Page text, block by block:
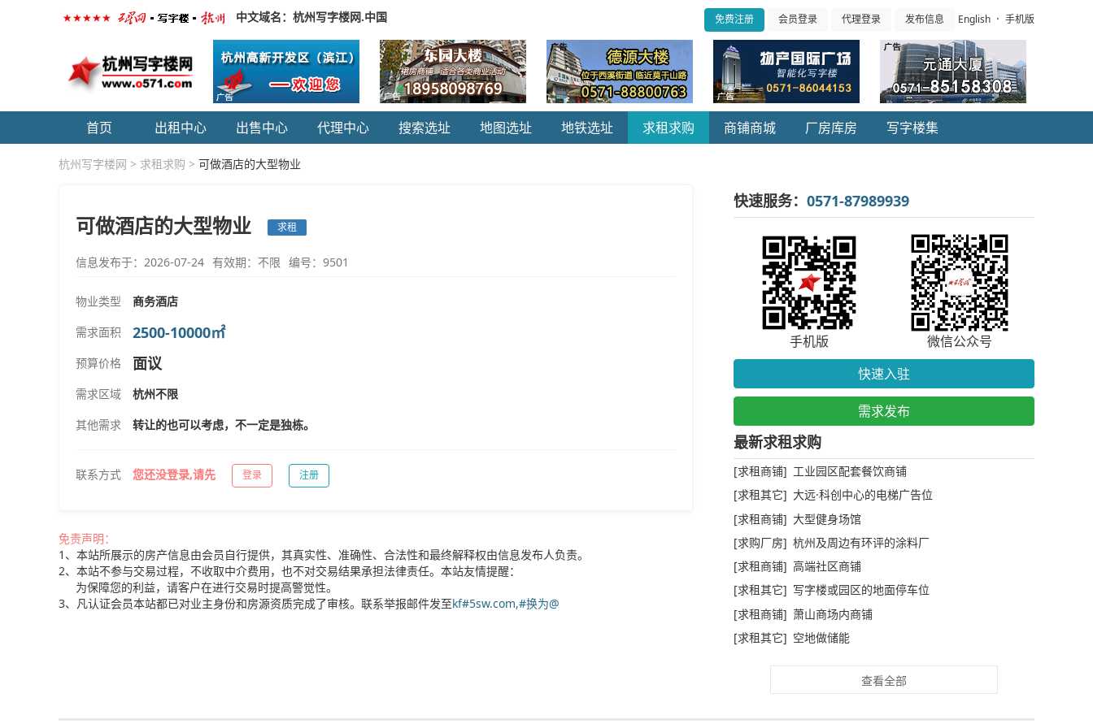
中文域名：杭州写字楼网.中国 免费注册 会员登录 代理登录 发布信息 English · 手机版
首页 出租中心 出售中心 代理中心 搜索选址 地图选址 地铁选址 求租求购 商铺商城 厂房库房 写字楼集
杭州写字楼网 > 求租求购 > 可做酒店的大型物业
可做酒店的大型物业 求租
信息发布于：2026-07-24 有效期：不限 编号：9501
物业类型
商务酒店
需求面积
2500-10000㎡
预算价格 面议
需求区域
杭州不限
其他需求
转让的也可以考虑，不一定是独栋。
联系方式 您还没登录,请先 登录 注册
免责声明：
1、本站所展示的房产信息由会员自行提供，其真实性、准确性、合法性和最终解释权由信息发布人负责。
2、本站不参与交易过程，不收取中介费用，也不对交易结果承担法律责任。本站友情提醒：
为保障您的利益，请客户在进行交易时提高警觉性。
3、凡认证会员本站都已对业主身份和房源资质完成了审核。联系举报邮件发至kf#5sw.com,#换为@
快速服务： 0571-87989939
手机版
微信公众号
快速入驻
需求发布
最新求租求购
[求租商铺] 工业园区配套餐饮商铺
[求租其它] 大远·科创中心的电梯广告位
[求租商铺] 大型健身场馆
[求购厂房] 杭州及周边有环评的涂料厂
[求租商铺] 高端社区商铺
[求租其它] 写字楼或园区的地面停车位
[求租商铺] 萧山商场内商铺
[求租其它] 空地做储能
查看全部